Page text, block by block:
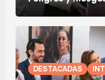
DESTACADAS